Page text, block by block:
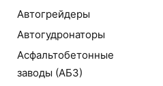
Автогрейдеры
Автогудронаторы
Асфальтобетонные
заводы (АБЗ)